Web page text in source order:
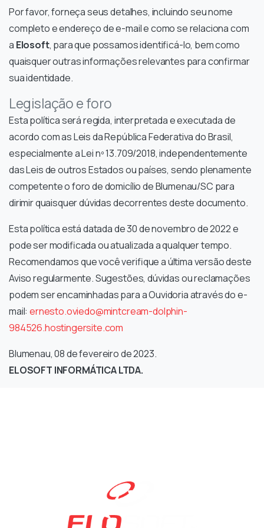
Por favor, forneça seus detalhes, incluindo seu nome
completo e endereço de e-mail e como se relaciona com
a Elosoft, para que possamos identificá-lo, bem como
quaisquer outras informações relevantes para confirmar
sua identidade.
Legislação e foro
Esta política será regida, interpretada e executada de
acordo com as Leis da República Federativa do Brasil,
especialmente a Lei nº 13.709/2018, independentemente
das Leis de outros Estados ou países, sendo plenamente
competente o foro de domicílio de Blumenau/SC para
dirimir quaisquer dúvidas decorrentes deste documento.
Esta política está datada de 30 de novembro de 2022 e
pode ser modificada ou atualizada a qualquer tempo.
Recomendamos que você verifique a última versão deste
Aviso regularmente. Sugestões, dúvidas ou reclamações
podem ser encaminhadas para a Ouvidoria através do e-
mail:ernesto.oviedo@mintcream-dolphin-
984526.hostingersite.com
Blumenau, 08 de fevereiro de 2023.
ELOSOFT INFORMÁTICA LTDA.